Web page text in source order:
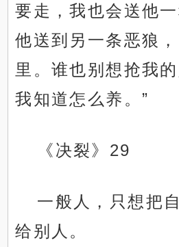
要走，我也会送他
他送到另一条恶狼
里。谁也别想抢我
我知道怎么养。”
《决裂》29
一般人，只想把
给别人。